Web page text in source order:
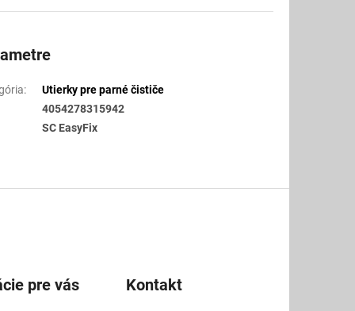
:
Utierky pre parné čističe
4054278315942
SC EasyFix
pre vás Kontakt